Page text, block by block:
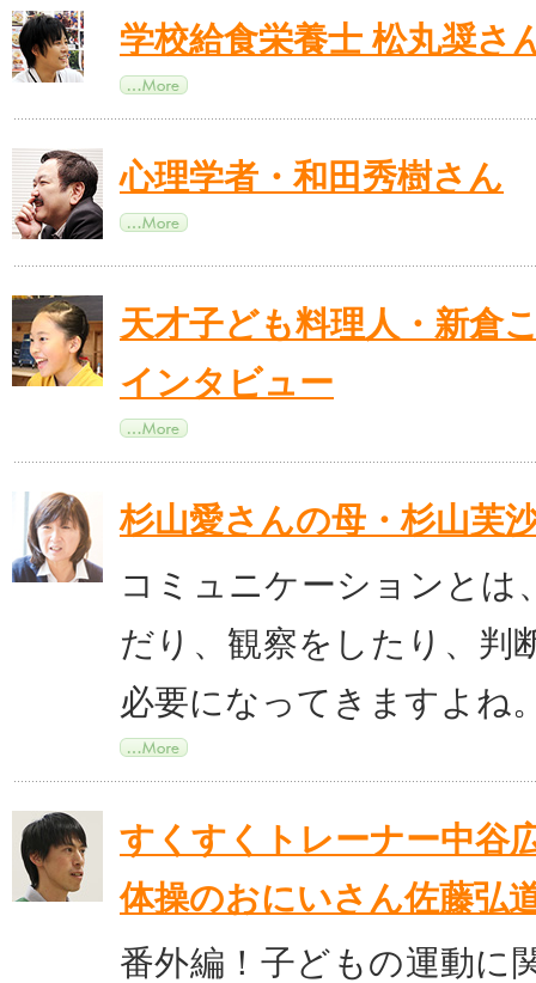
学校給食栄養士 松丸奨さ
心理学者・和田秀樹さん
天才子ども料理人・新倉
インタビュー
杉山愛さんの母・杉山芙
コミュニケーションとは
だり、観察をしたり、判
必要になってきますよね
すくすくトレーナー中谷
体操のおにいさん佐藤弘
番外編！子どもの運動に